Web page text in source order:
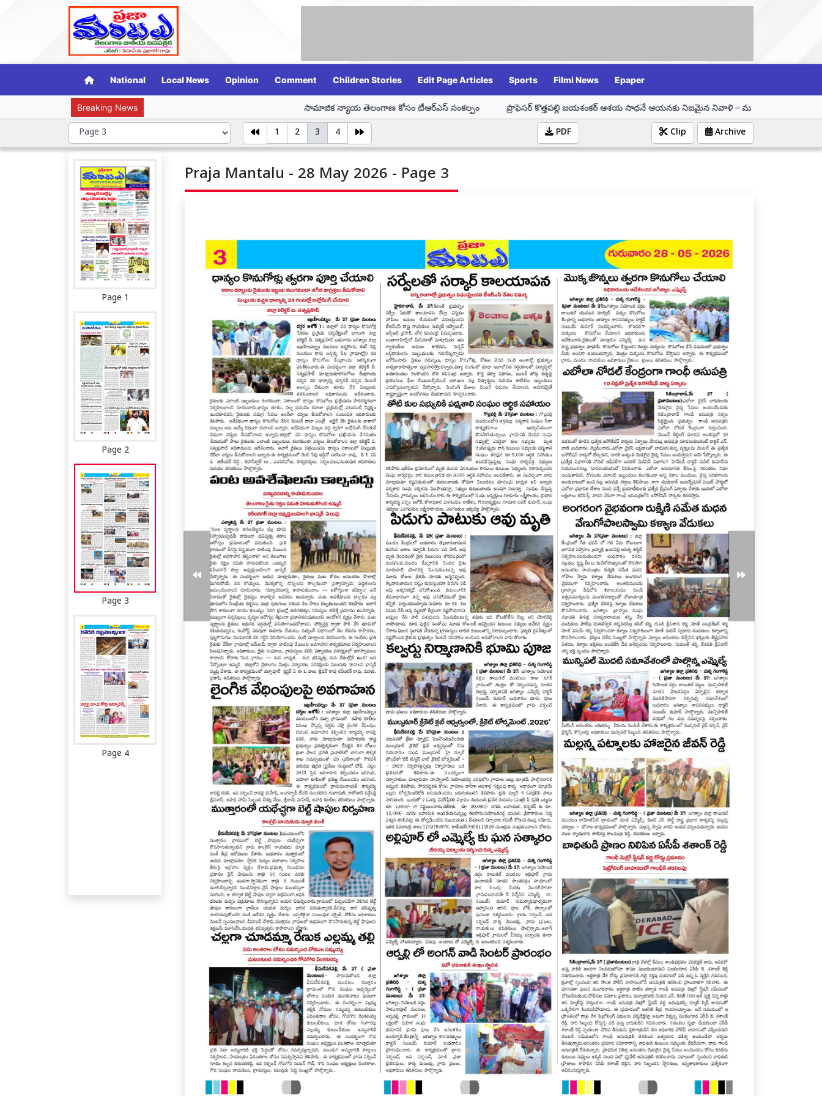
National Local News Opinion Comment Children Stories Edit Page Articles Sports Filmi News Epaper
Breaking News సామాజిక న్యాయ తెలంగాణ కోసం టీఆర్ఎస్ సంకల్పం ప్రొఫెసర్ కొత్తపల్లి జయశంకర్ ఆశయ సాధనే ఆయనకు నిజమైన నివాళి – మున్సిపల్ చైర్ పర్సన్ సమీండ్ల వాణి
1 2 3 4 PDF Archive
Clip
Page 1
Page 2
Page 3
Page 4
Praja Mantalu - 28 May 2026 - Page 3